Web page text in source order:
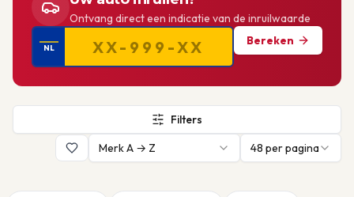
Ontvang direct een indicatie van de inruilwaarde
NL
Bereken
Filters
Merk A → Z
48 per pagina